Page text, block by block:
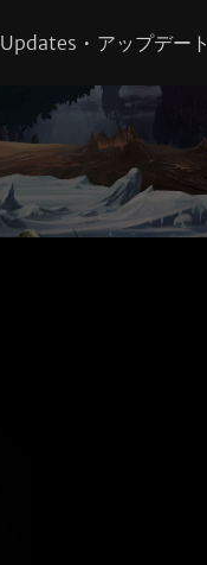
Updates • アップデート